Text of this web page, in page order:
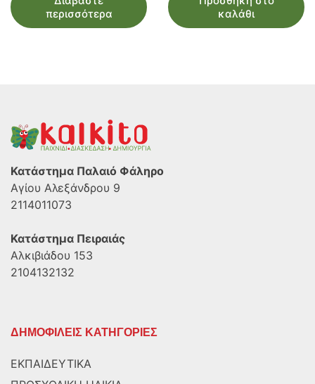
περισσότερα
καλάθι
Κατάστημα Παλαιό Φάληρο
Αγίου Αλεξάνδρου 9
2114011073
Κατάστημα Πειραιάς
Αλκιβιάδου 153
2104132132
ΔΗΜΟΦΙΛΕΙΣ ΚΑΤΗΓΟΡΙΕΣ
ΕΚΠΑΙΔΕΥΤΙΚΑ